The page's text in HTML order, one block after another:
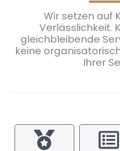
Wir setzen auf
Verlässlichkeit.
gleichbleibende
keine
Ihrer